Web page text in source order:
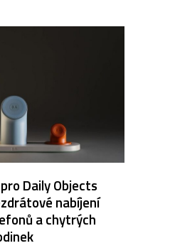
Daily Objects
nabíjení
a chytrých